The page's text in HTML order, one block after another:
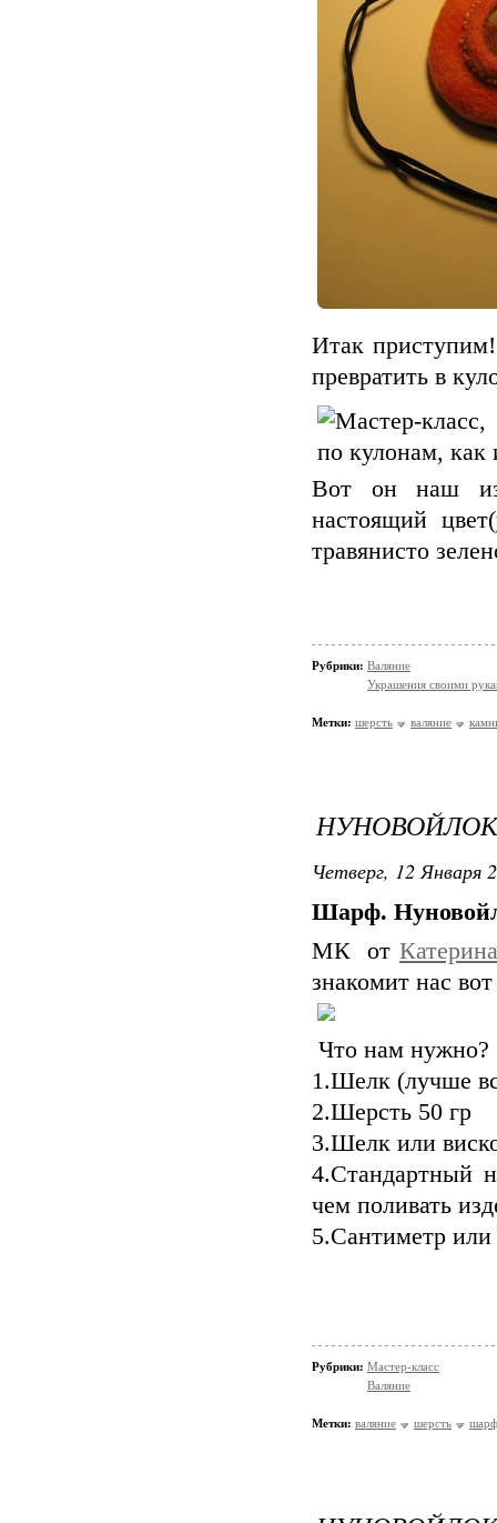
Итак
превратить в
Вот он наш
настоящий
травянисто
Рубрики: Валяние
Украшения своими
Метки: шерсть валяние
Четверг, 12 Января
Шарф.
МК от
знакомит нас
Что нам нужно?
1.Шелк (лучше
2.Шерсть 50 гр
3.Шелк или
4.Стандартный
чем поливать
5.Сантиметр или
Рубрики: Мастер-класс
Валяние
Метки: валяние шерсть